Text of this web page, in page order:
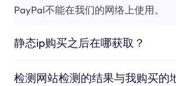
PayPal不能在我们的网络上使用。
静态ip购买之后在哪获取？
检测网站检测的结果与我购买的